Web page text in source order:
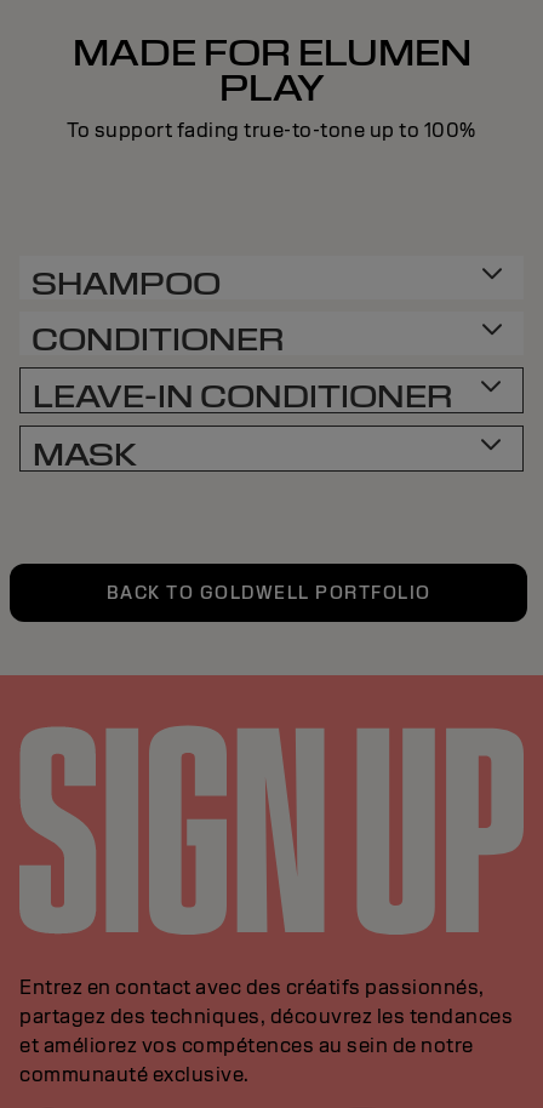
MADE FOR ELUMEN
PLAY
To support fading true-to-tone up to 100%
SHAMPOO
CONDITIONER
LEAVE-IN CONDITIONER
MASK
BACK TO GOLDWELL PORTFOLIO
Entrez en contact avec des créatifs passionnés,
partagez des techniques, découvrez les tendances
et améliorez vos compétences au sein de notre
communauté exclusive.